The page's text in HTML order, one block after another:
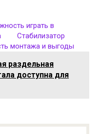
играть в
Стабилизатор
монтажа и выгоды
раздельная
доступна для